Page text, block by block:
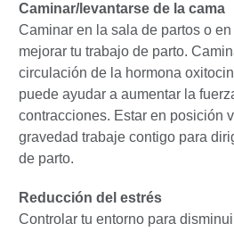
Caminar/levantarse de la cama
Caminar en la sala de partos o
mejorar tu trabajo de parto.
circulación de la hormona
puede ayudar a aumentar la
contracciones. Estar en posición
gravedad trabaje contigo para
de parto.
Reducción del estrés
Controlar tu entorno para